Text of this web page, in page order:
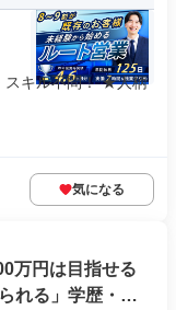
キル不問！ ★人柄
気になる
万円は目指せる
れる」学歴・経